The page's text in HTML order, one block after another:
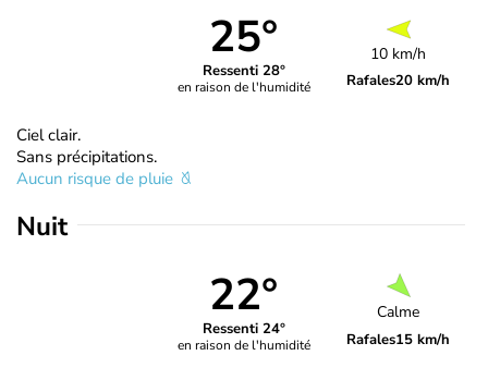
25°
Ressenti 28°
en raison de l'humidité
10 km/h
Rafales20 km/h
Ciel clair.
Sans précipitations.
Aucun risque de pluie
Nuit
22°
Ressenti 24°
en raison de l'humidité
Calme
Rafales15 km/h